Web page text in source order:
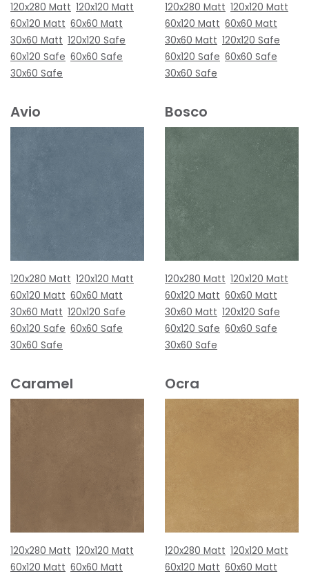
120x280 Matt 120x120 Matt
60x120 Matt 60x60 Matt
30x60 Matt 120x120 Safe
60x120 Safe 60x60 Safe
30x60 Safe
120x280 Matt 120x120 Matt
60x120 Matt 60x60 Matt
30x60 Matt 120x120 Safe
60x120 Safe 60x60 Safe
30x60 Safe
Avio
120x280 Matt 120x120 Matt
60x120 Matt 60x60 Matt
30x60 Matt 120x120 Safe
60x120 Safe 60x60 Safe
30x60 Safe
Bosco
120x280 Matt 120x120 Matt
60x120 Matt 60x60 Matt
30x60 Matt 120x120 Safe
60x120 Safe 60x60 Safe
30x60 Safe
Caramel
120x280 Matt 120x120 Matt
60x120 Matt 60x60 Matt
Ocra
120x280 Matt 120x120 Matt
60x120 Matt 60x60 Matt